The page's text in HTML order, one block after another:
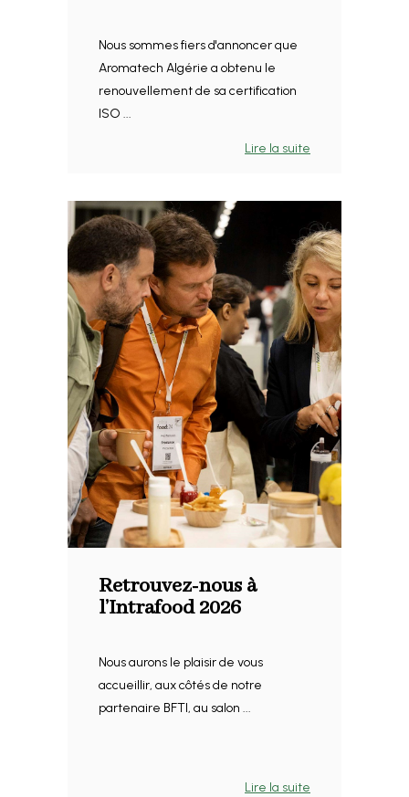
Nous sommes fiers d'annoncer que
Aromatech Algérie a obtenu le
renouvellement de sa certification
ISO ...
Lire la suite
Retrouvez-nous à
l’Intrafood 2026
Nous aurons le plaisir de vous
accueillir, aux côtés de notre
partenaire BFTI, au salon ...
Lire la suite